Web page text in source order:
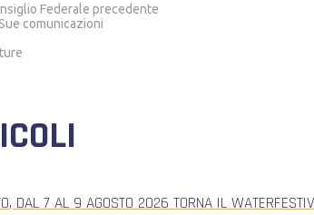
Federale precedente
comunicazioni
DAL 7 AL 9 AGOSTO 2026 TORNA IL